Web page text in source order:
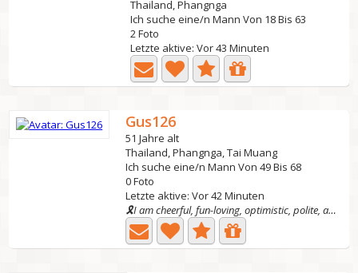
Thailand, Phangnga
Ich suche eine/n Mann Von 18 Bis 63
2 Foto
Letzte aktive: Vor 43 Minuten
Gus126
51 Jahre alt
Thailand, Phangnga, Tai Muang
Ich suche eine/n Mann Von 49 Bis 68
0 Foto
Letzte aktive: Vor 42 Minuten
🎗I am cheerful, fun-loving, optimistic, polite, and...